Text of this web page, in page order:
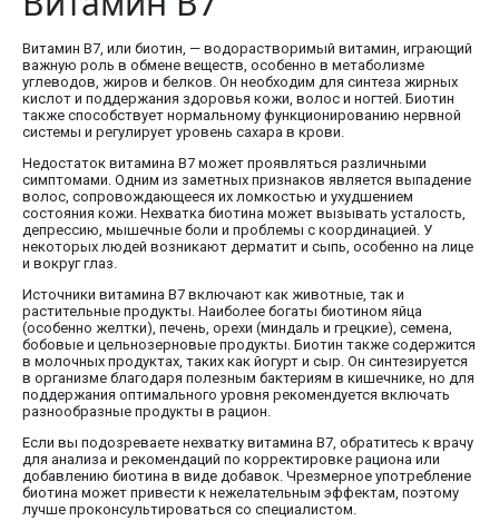
Витамин В7, или биотин, — водорастворимый витамин, играющий
важную роль в обмене веществ, особенно в метаболизме
углеводов, жиров и белков. Он необходим для синтеза жирных
кислот и поддержания здоровья кожи, волос и ногтей. Биотин
также способствует нормальному функционированию нервной
системы и регулирует уровень сахара в крови.
Недостаток витамина В7 может проявляться различными
симптомами. Одним из заметных признаков является выпадение
волос, сопровождающееся их ломкостью и ухудшением
состояния кожи. Нехватка биотина может вызывать усталость,
депрессию, мышечные боли и проблемы с координацией. У
некоторых людей возникают дерматит и сыпь, особенно на лице
и вокруг глаз.
Источники витамина В7 включают как животные, так и
растительные продукты. Наиболее богаты биотином яйца
(особенно желтки), печень, орехи (миндаль и грецкие), семена,
бобовые и цельнозерновые продукты. Биотин также содержится
в молочных продуктах, таких как йогурт и сыр. Он синтезируется
в организме благодаря полезным бактериям в кишечнике, но для
поддержания оптимального уровня рекомендуется включать
разнообразные продукты в рацион.
Если вы подозреваете нехватку витамина В7, обратитесь к врачу
для анализа и рекомендаций по корректировке рациона или
добавлению биотина в виде добавок. Чрезмерное употребление
биотина может привести к нежелательным эффектам, поэтому
лучше проконсультироваться со специалистом.